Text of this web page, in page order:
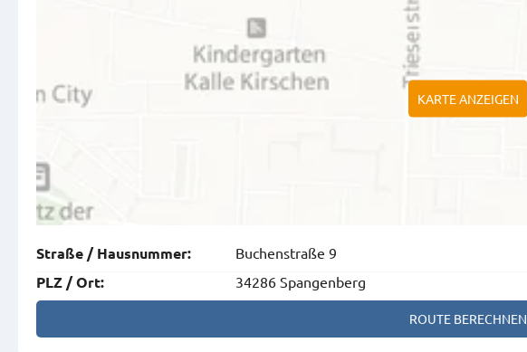
KARTE ANZEIGEN
Straße / Hausnummer: Buchenstraße 9
PLZ /Ort: 34286 Spangenberg
ROUTE BERECHNEN